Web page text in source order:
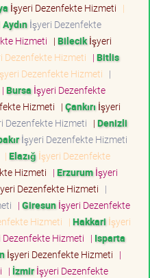
İşyeri Dezenfekte Hizmeti |
Aydınİşyeri Dezenfekte
Hizmeti | Bilecikİşyeri
Dezenfekte Hizmeti | Bitlis
Dezenfekte Hizmeti |
| Bursa İşyeri Dezenfekte
Hizmeti | Çankırı İşyeri
Dezenfekte Hizmeti | Denizli
İşyeri Dezenfekte Hizmeti
| Elazığ İşyeri Dezenfekte
Hizmeti | Erzurumİşyeri
Dezenfekte Hizmeti |
| Giresunİşyeri Dezenfekte
Hizmeti | Hakkari İşyeri
Hizmeti | Isparta
İşyeri Dezenfekte Hizmeti |
| İzmirİşyeri Dezenfekte